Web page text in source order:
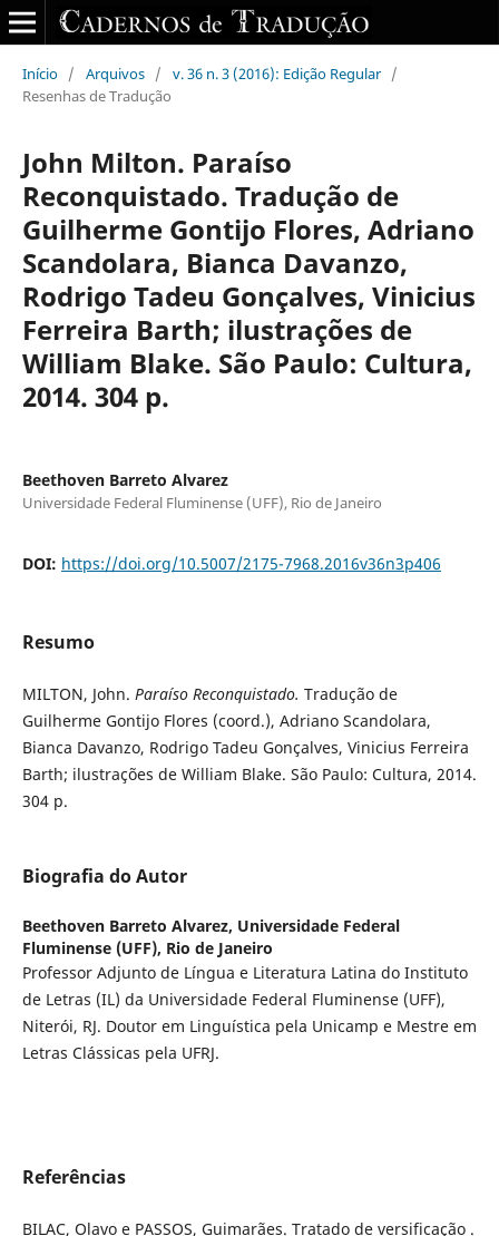
Início / Arquivos / v. 36 n. 3 (2016): Edição Regular /
Resenhas de Tradução
John Milton. Paraíso
Reconquistado. Tradução de
Guilherme Gontijo Flores, Adriano
Scandolara, Bianca Davanzo,
Rodrigo Tadeu Gonçalves, Vinicius
Ferreira Barth; ilustrações de
William Blake. São Paulo: Cultura,
2014. 304 p.
Beethoven Barreto Alvarez
Universidade Federal Fluminense (UFF), Rio de Janeiro
DOI: https://doi.org/10.5007/2175-7968.2016v36n3p406
Resumo
MILTON, John. Paraíso Reconquistado. Tradução de
Guilherme Gontijo Flores (coord.), Adriano Scandolara,
Bianca Davanzo, Rodrigo Tadeu Gonçalves, Vinicius Ferreira
Barth; ilustrações de William Blake. São Paulo: Cultura, 2014.
304 p.
Biografia do Autor
Beethoven Barreto Alvarez, Universidade Federal
Fluminense (UFF), Rio de Janeiro
Professor Adjunto de Língua e Literatura Latina do Instituto
de Letras (IL) da Universidade Federal Fluminense (UFF),
Niterói, RJ. Doutor em Linguística pela Unicamp e Mestre em
Letras Clássicas pela UFRJ.
Referências
BILAC, Olavo e PASSOS, Guimarães. Tratado de versificação .